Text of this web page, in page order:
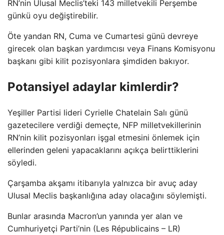
RN’nin Ulusal Meclis’teki 143 milletvekili Perşembe
günkü oyu değiştirebilir.
Öte yandan RN, Cuma ve Cumartesi günü devreye
girecek olan başkan yardımcısı veya Finans Komisyonu
başkanı gibi kilit pozisyonlara şimdiden bakıyor.
Potansiyel adaylar kimlerdir?
Yeşiller Partisi lideri Cyrielle Chatelain Salı günü
gazetecilere verdiği demeçte, NFP milletvekillerinin
RN’nin kilit pozisyonları işgal etmesini önlemek için
ellerinden geleni yapacaklarını açıkça belirttiklerini
söyledi.
Çarşamba akşamı itibarıyla yalnızca bir avuç aday
Ulusal Meclis başkanlığına aday olacağını söylemişti.
Bunlar arasında Macron’un yanında yer alan ve
Cumhuriyetçi Parti’nin (Les Républicains – LR)